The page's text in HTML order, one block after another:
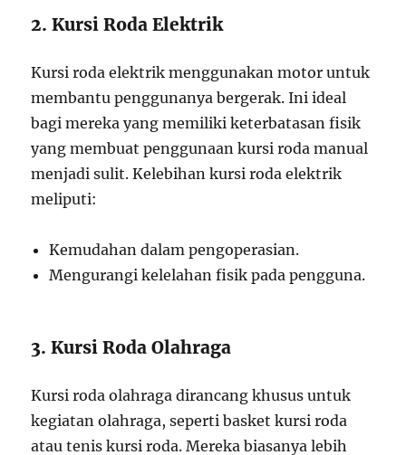
2. Kursi Roda Elektrik
Kursi roda elektrik menggunakan motor untuk
membantu penggunanya bergerak. Ini ideal
bagi mereka yang memiliki keterbatasan fisik
yang membuat penggunaan kursi roda manual
menjadi sulit. Kelebihan kursi roda elektrik
meliputi:
Kemudahan dalam pengoperasian.
Mengurangi kelelahan fisik pada pengguna.
3. Kursi Roda Olahraga
Kursi roda olahraga dirancang khusus untuk
kegiatan olahraga, seperti basket kursi roda
atau tenis kursi roda. Mereka biasanya lebih